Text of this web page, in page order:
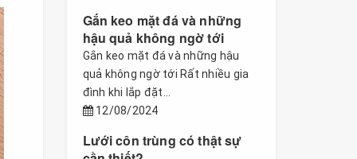
Gắn keo mặt đá và những
hậu quả không ngờ tới
Gắn keo mặt đá và những hậu
quả không ngờ tới Rất nhiều gia
đình khi lắp đặt...
12/08/2024
Lưới côn trùng có thật sự